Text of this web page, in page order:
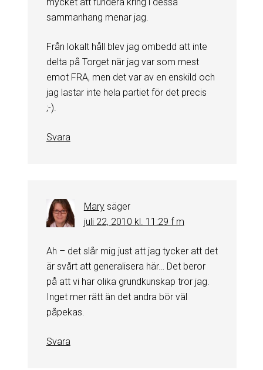
sammanhang menar jag.
Från lokalt håll blev jag ombedd att inte
delta på Torget när jag var som mest
emot FRA, men det var av en enskild och
jag lastar inte hela partiet för det precis
;-).
Svara
Mary säger
juli 22, 2010 kl. 11:29 f m
Ah – det slår mig just att jag tycker att det
är svårt att generalisera här… Det beror
på att vi har olika grundkunskap tror jag.
Inget mer rätt än det andra bör väl
påpekas.
Svara